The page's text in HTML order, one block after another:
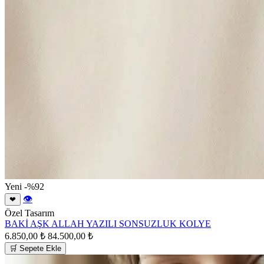
Yeni -%92
❤
👁
Özel Tasarım
BAKİ AŞK ALLAH YAZILI SONSUZLUK KOLYE
6.850,00 ₺ 84.500,00 ₺
🛒 Sepete Ekle